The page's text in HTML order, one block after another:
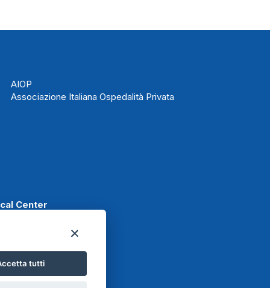
tutti
AIOP
Associazione Italiana Ospedalità Privata
Center